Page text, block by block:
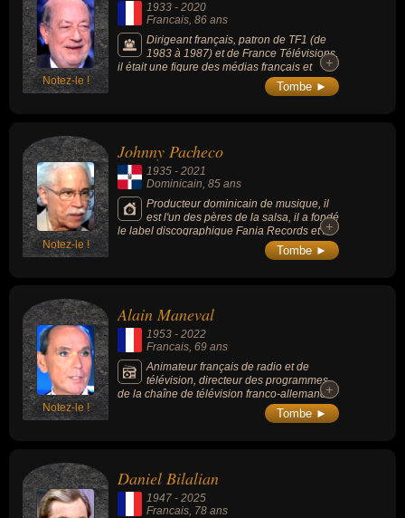
Notez-le !
1933 - 2020
Francais, 86 ans
Dirigeant français, patron de TF1 (de
1983 à 1987) et de France Télévisions,
il était une figure des médias français et
président du CSA (Conseil Supérieur de
l’Audiovisuel) de 1995 à 2001. Il adorait le
+
+
Tombe ►
Notez-le !
Johnny Pacheco
1935 - 2021
Dominicain, 85 ans
Producteur dominicain de musique, il
est l'un des pères de la salsa, il a fondé
le label discographique Fania Records et le
groupe historique Fania All-Stars, par lequel
sont passées des icônes de la salsa comme
+
+
Tombe ►
Notez-le !
Alain Maneval
1953 - 2022
Francais, 69 ans
Animateur français de radio et de
télévision, directeur des programmes
de la chaîne de télévision franco-allemande
Arte, passeur de musiques pop, rock et punk,
il a médiatisé à une époque sa séropositivité,
+
+
Tombe ►
Daniel Bilalian
1947 - 2025
Francais, 78 ans